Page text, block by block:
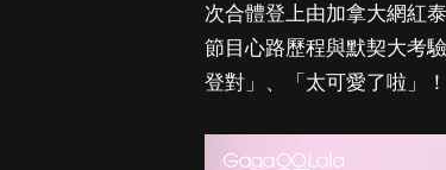
次合體登上由加拿大網紅
節目心路歷程與默契大考
登對」、「太可愛了啦」！